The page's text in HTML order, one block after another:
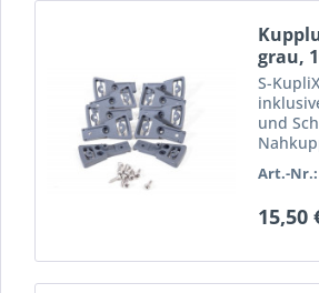
grau,
S-
und
Art.-Nr.:
15,50